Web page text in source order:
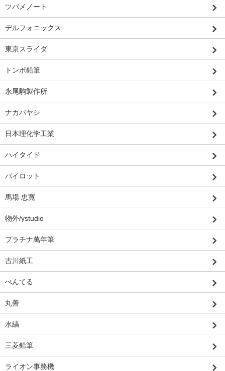
ツバメノート
デルフォニックス
東京スライダ
トンボ鉛筆
永尾駒製作所
ナカバヤシ
日本理化学工業
ハイタイド
パイロット
馬場 忠寛
物外/ystudio
プラチナ萬年筆
古川紙工
ぺんてる
丸善
水縞
三菱鉛筆
ライオン事務機